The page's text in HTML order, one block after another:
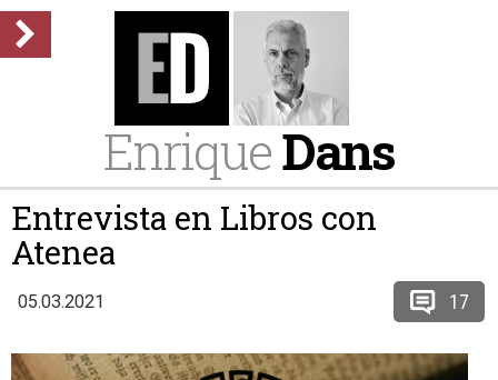
EnriqueDans
Entrevista en Libros con
Atenea
05.03.2021 17